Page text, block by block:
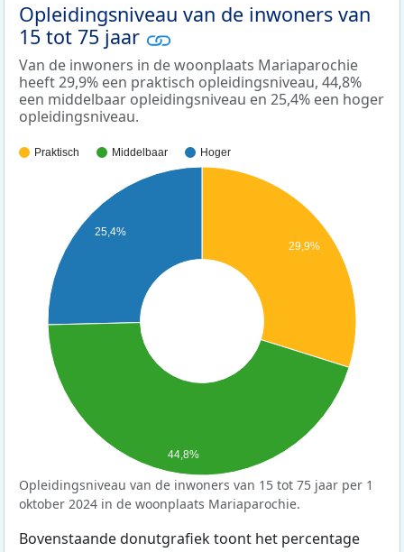
Opleidingsniveau van de inwoners van
15 tot 75 jaar
Van de inwoners in de woonplaats Mariaparochie
heeft 29,9% een praktisch opleidingsniveau, 44,8%
een middelbaar opleidingsniveau en 25,4% een hoger
opleidingsniveau.
Praktisch Middelbaar Hoger
29,9%
25,4%
44,8%
Opleidingsniveau van de inwoners van 15 tot 75 jaar per 1
oktober 2024 in de woonplaats Mariaparochie.
Bovenstaande donutgrafiek toont het percentage